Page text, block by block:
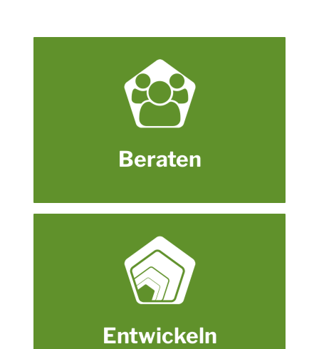
Beraten
Wir unterstützen bei der Gestaltung von
Strategien und Programmen, die eine bewusste
und innovative Lernkultur ermöglichen.
Entwickeln
Wir entwickeln Lerndesigns und Produkte, die
auf eine ganzheitliche Veränderung von
Menschen und Organisationen zielen.